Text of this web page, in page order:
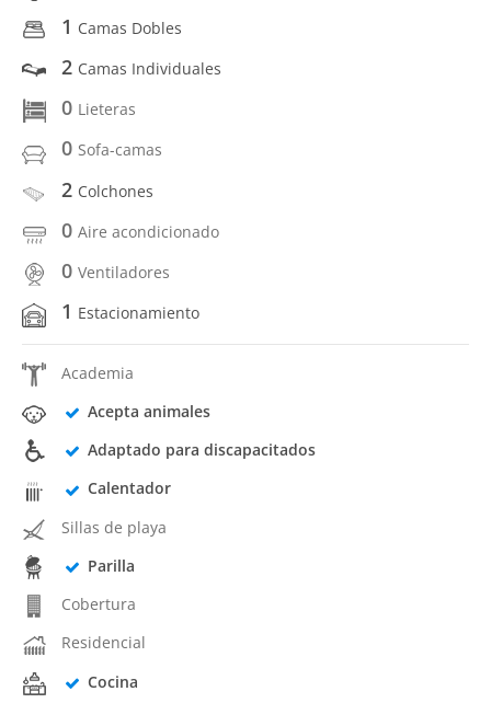
1 Camas Dobles
2 Camas Individuales
0 Lieteras
0 Sofa-camas
2 Colchones
0 Aire acondicionado
0 Ventiladores
1 Estacionamiento
Academia
Acepta animales
Adaptado para discapacitados
Calentador
Sillas de playa
Parilla
Cobertura
Residencial
Cocina